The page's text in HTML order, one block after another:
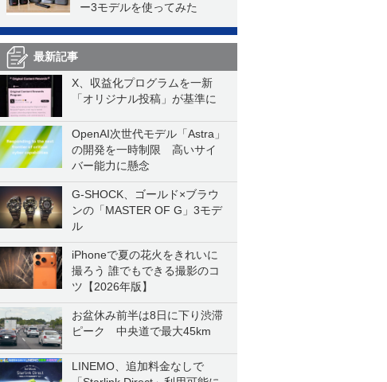
ー3モデルを使ってみた
最新記事
X、収益化プログラムを一新
「オリジナル投稿」が基準に
OpenAI次世代モデル「Astra」
の開発を一時制限 高いサイ
バー能力に懸念
G-SHOCK、ゴールド×ブラウ
ンの「MASTER OF G」3モデ
ル
iPhoneで夏の花火をきれいに
撮ろう 誰でもできる撮影のコ
ツ【2026年版】
お盆休み前半は8日に下り渋滞
ピーク 中央道で最大45km
LINEMO、追加料金なしで